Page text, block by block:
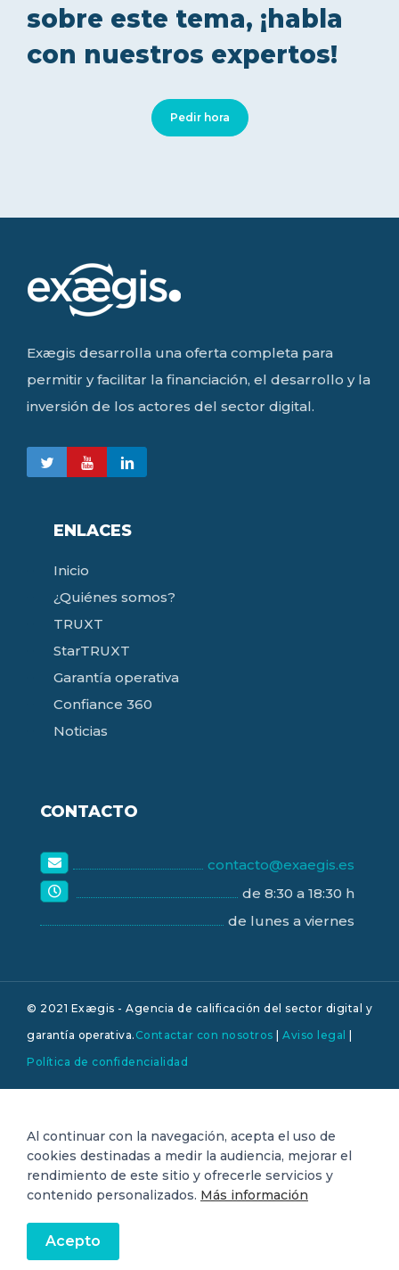
Pedir hora
sobre este tema, ¡habla
con nuestros expertos!
Exægis desarrolla una oferta completa para
permitir y facilitar la financiación, el desarrollo y la
inversión de los actores del sector digital.
ENLACES
Inicio
¿Quiénes somos?
TRUXT
StarTRUXT
Garantía operativa
Confiance 360
Noticias
CONTACTO
contacto@exaegis.es
de 8:30 a 18:30 h
de lunes a viernes
© 2021 Exægis - Agencia de calificación del sector digital y
garantía operativa. Contactar con nosotros | Aviso legal |
Política de confidencialidad
Al continuar con la navegación, acepta el uso de
cookies destinadas a medir la audiencia, mejorar el
rendimiento de este sitio y ofrecerle servicios y
contenido personalizados. Más información
Acepto